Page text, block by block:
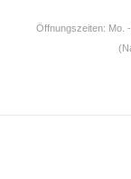
Öffnungszeiten: Mo.